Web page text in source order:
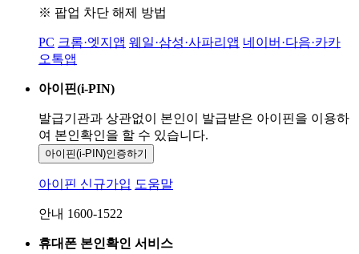
※ 팝업 차단 해제 방법
PC 크롬·엣지앱 웨일·삼성·사파리앱 네이버·다음·카카
오톡앱
아이핀(i-PIN)
발급기관과 상관없이 본인이 발급받은 아이핀을 이용하
여 본인확인을 할 수 있습니다.
아이핀(i-PIN)인증하기
아이핀 신규가입 도움말
안내 1600-1522
휴대폰 본인확인 서비스